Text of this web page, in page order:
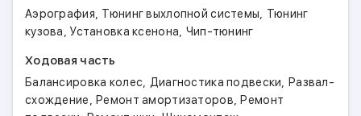
Аэрография, Тюнинг выхлопной системы, Тюнинг
кузова,Установка ксенона, Чип-тюнинг
Ходовая часть
Балансировка колес, Диагностика подвески, Развал-
схождение,Ремонт амортизаторов,Ремонт